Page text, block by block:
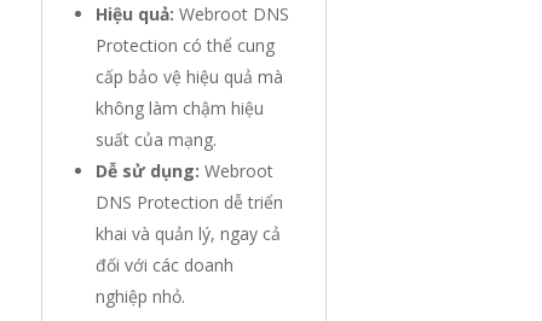
Hiệu quả: Webroot DNS
Protection có thể cung
cấp bảo vệ hiệu quả mà
không làm chậm hiệu
suất của mạng.
Dễ sử dụng: Webroot
DNS Protection dễ triển
khai và quản lý, ngay cả
đối với các doanh
nghiệp nhỏ.